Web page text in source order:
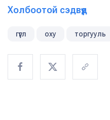
Холбоотой сэдвүүд
гүүгл оху торгууль